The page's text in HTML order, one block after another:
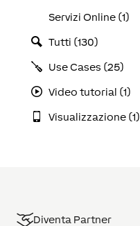
Servizi Online (1)
Tutti (130)
Use Cases (25)
Video tutorial (1)
Visualizzazione (1)
Diventa Partner